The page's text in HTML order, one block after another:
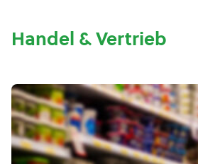
Handel & Vertrieb